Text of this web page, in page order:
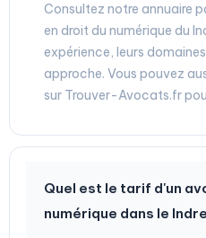
Consultez notre annuaire
en droit du numérique du
expérience, leurs
approche. Vous pouvez
sur Trouver-Avocats.fr
Quel est le tarif d'un
numérique dans le